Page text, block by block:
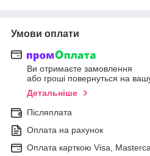
Умови оплати
Ви отримаєте замовлення
або гроші повернуться на
Детальніше
Післяплата
Оплата на рахунок
Оплата карткою Visa,